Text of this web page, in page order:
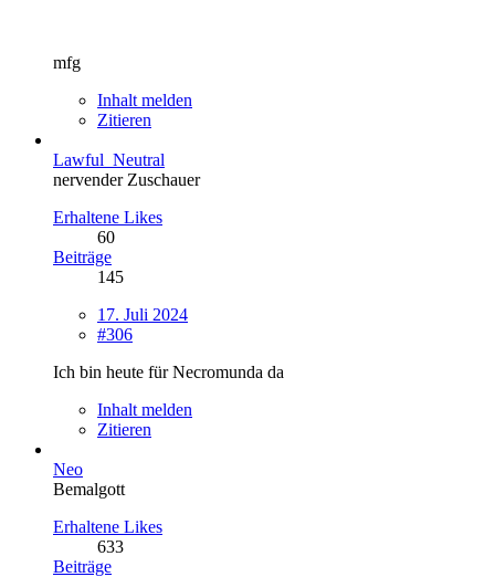
mfg
Inhalt melden
Zitieren
Lawful_Neutral
nervender Zuschauer
Erhaltene Likes
60
Beiträge
145
17. Juli 2024
#306
Ich bin heute für Necromunda da
Inhalt melden
Zitieren
Neo
Bemalgott
Erhaltene Likes
633
Beiträge